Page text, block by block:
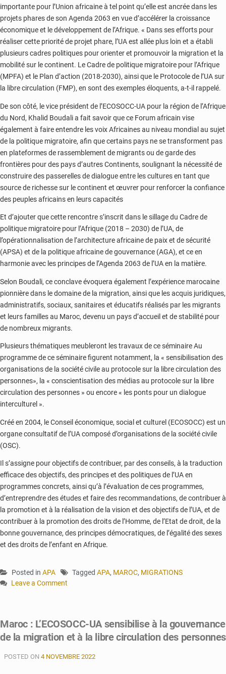
importante pour l’Union africaine à tel point qu’elle est ancrée dans les
projets phares de son Agenda 2063 en vue d’accélérer la croissance
économique et le développement de l’Afrique. « Dans ses efforts pour
réaliser cette priorité de projet phare, l’UA est allée plus loin et a établi
plusieurs cadres politiques pour orienter et promouvoir la migration et la
mobilité sur le continent. Le Cadre de politique migratoire pour l’Afrique
(MPFA) et le Plan d’action (2018-2030), ainsi que le Protocole de l’UA sur
la libre circulation (FMP), en sont des exemples éloquents, a-t-il rappelé.
De son côté, le vice président de l’ECOSOCC-UA pour la région de l’Afrique
du Nord, Khalid Boudali a fait savoir que ce Forum africain vise
également à faire entendre les voix Africaines au niveau mondial au sujet
de la politique migratoire, afin que certains pays ne se transforment pas
en plateformes de rassemblement de migrants ou de garde des
frontières pour des pays d’autres Continents, soulignant la nécessité de
construire des passerelles de dialogue entre les cultures en tant que
source de richesse sur le continent et œuvrer pour renforcer la confiance
des peuples africains en leurs capacités
Et d’ajouter que cette rencontre s’inscrit dans le sillage du Cadre de
politique migratoire pour l’Afrique (2018 – 2030) de l’UA, de
l’opérationnalisation de l’architecture africaine de paix et de sécurité
(APSA) et de la politique africaine de gouvernance (AGA), et ce en
harmonie avec les principes de l’Agenda 2063 de l’UA en la matière.
Selon Boudali, ce conclave évoquera également l’expérience marocaine
pionnière dans le domaine de la migration, ainsi que les acquis juridiques,
administratifs, sociaux, sanitaires et éducatifs réalisés par les migrants
et leurs familles au Maroc, devenu un pays d’accueil et de stabilité pour
de nombreux migrants.
Plusieurs thématiques meubleront les travaux de ce séminaire Au
programme de ce séminaire figurent notamment, la « sensibilisation des
organisations de la société civile au protocole sur la libre circulation des
personnes», la « conscientisation des médias au protocole sur la libre
circulation des personnes » ou encore « les ponts pour un dialogue
interculturel ».
Créé en 2004, le Conseil économique, social et culturel (ECOSOCC) est un
organe consultatif de l’UA composé d’organisations de la société civile
(OSC).
Il s’assigne pour objectifs de contribuer, par des conseils, à la traduction
efficace des objectifs, des principes et des politiques de l’UA en
programmes concrets, ainsi qu’à l’évaluation de ces programmes,
d’entreprendre des études et faire des recommandations, de contribuer à
la promotion et à la réalisation de la vision et des objectifs de l’UA, et de
contribuer à la promotion des droits de l’Homme, de l’Etat de droit, de la
bonne gouvernance, des principes démocratiques, de l’égalité des sexes
et des droits de l’enfant en Afrique.
Posted in APA Tagged APA, MAROC, MIGRATIONS
Leave a Comment
La
gouvernance
la
Maroc : L’ECOSOCC-UA sensibilise à la gouvernance
de la migration et à la libre circulation des personnes
POSTED ON 4 NOVEMBRE 2022